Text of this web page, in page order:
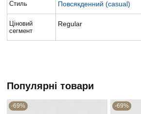
Стиль Повсякденний (casual)
Ціновий
сегмент
Regular
Популярні товари
-69% -69%